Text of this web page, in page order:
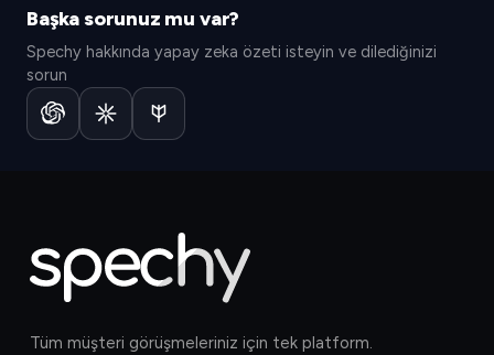
Başka sorunuz mu var?
Spechy hakkında yapay zeka özeti isteyin ve dilediğinizi
sorun
Tüm müşteri görüşmeleriniz için tek platform.